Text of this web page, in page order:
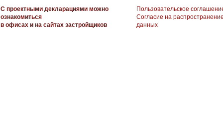
С проектными декларациями можно
ознакомиться
в офисах и на сайтах застройщиков
Пользовательское
Согласие на
данных